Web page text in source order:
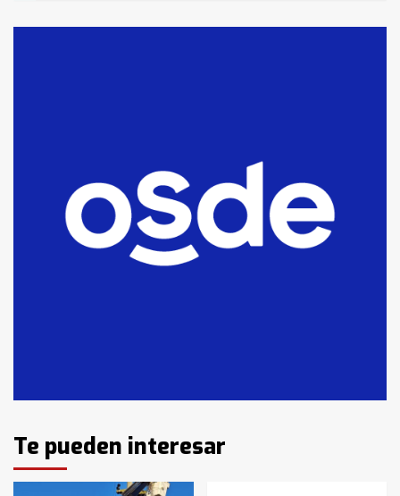
fueron detenidos por
comercialización de drogas en la
tarde del sábado
T.Lauquen: se vendió el edificio de
lo que fue la planta Industrial del
3
Identidad de los adolescentes
pampeanos que fueron
en la mañana del lunes
Te pueden interesar